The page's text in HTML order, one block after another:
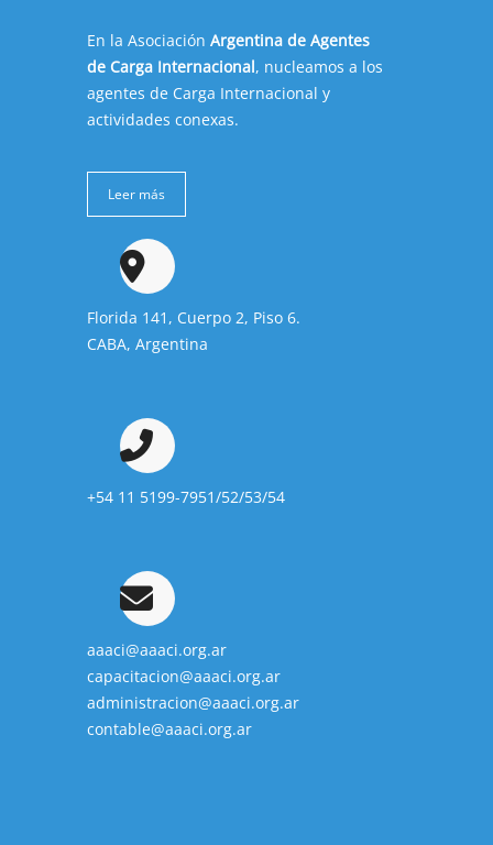
En la Asociación Argentina de Agentes
de Carga Internacional, nucleamos a los
agentes de Carga Internacional y
actividades conexas.
Leer más
Florida 141, Cuerpo 2, Piso 6.
CABA, Argentina
+54 11 5199-7951/52/53/54
aaaci@aaaci.org.ar
capacitacion@aaaci.org.ar
administracion@aaaci.org.ar
contable@aaaci.org.ar